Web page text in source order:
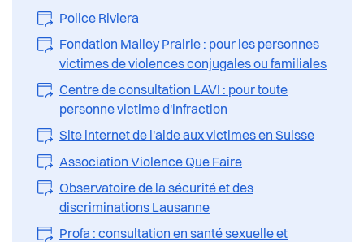
Police Riviera
Fondation Malley Prairie : pour les personnes
victimes de violences conjugales ou familiales
Centre de consultation LAVI : pour toute
personne victime d'infraction
Site internet de l'aide aux victimes en Suisse
Association Violence Que Faire
Observatoire de la sécurité et des
discriminations Lausanne
Profa : consultation en santé sexuelle et